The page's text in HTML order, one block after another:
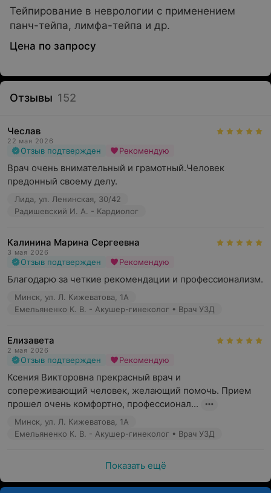
Тейпирование в неврологии с применением
панч-тейпа, лимфа-тейпа и др.
Цена по запросу
Отзывы 152
Чеслав
22 мая 2026
Отзыв подтвержден Рекомендую
Врач очень внимательный и грамотный.Человек
предонный своему делу.
Лида, ул. Ленинская, 30/42
Радишевский И. А. - Кардиолог
Калинина Марина Сергеевна
3 мая 2026
Отзыв подтвержден Рекомендую
Благодарю за четкие рекомендации и профессионализм.
Минск, ул. Л. Кижеватова, 1А
Емельяненко К. В. - Акушер-гинеколог • Врач УЗД
Елизавета
2 мая 2026
Отзыв подтвержден Рекомендую
Ксения Викторовна прекрасный врач и
сопереживающий человек, желающий помочь. Прием
прошел очень комфортно, профессионал...
Минск, ул. Л. Кижеватова, 1А
Емельяненко К. В. - Акушер-гинеколог • Врач УЗД
Показать ещё